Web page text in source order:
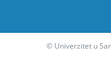
© Univerzitet u